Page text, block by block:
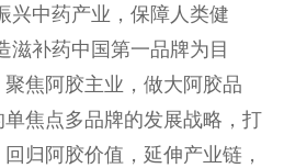
兴中药产业，保障人类健
滋补药中国第一品牌为目
焦阿胶主业，做大阿胶品
焦点多品牌的发展战略，打
归阿胶价值，延伸产业链，